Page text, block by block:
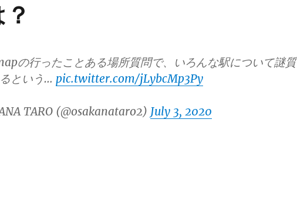
の行ったことある場所質問で、いろんな駅について謎質
という… pic.twitter.com/jLybcMp3Py
TARO (@osakanataro2) July 3, 2020